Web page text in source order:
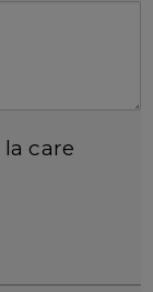
care